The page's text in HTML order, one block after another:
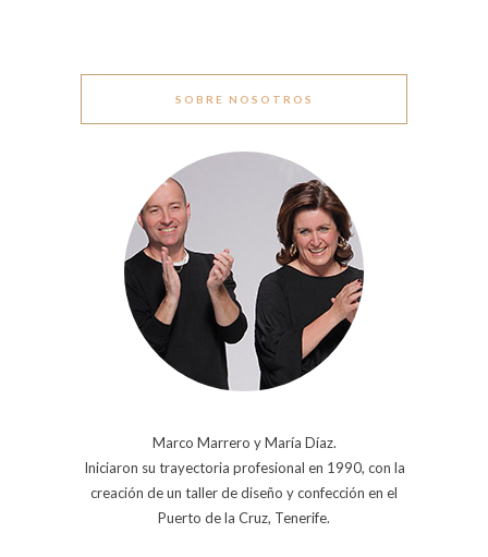
SOBRE NOSOTROS
Marco Marrero y María Díaz.
Iniciaron su trayectoria profesional en 1990, con la
creación de un taller de diseño y confección en el
Puerto de la Cruz, Tenerife.